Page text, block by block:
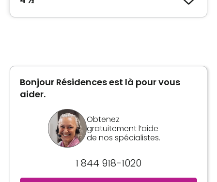
Inclusions
Cuisine
Entrée lave-vaisselle
Salle(s) de bain
Bonjour Résidences est là pour vous
aider.
Obtenez
gratuitement l’aide
de nos spécialistes.
1 844 918-1020